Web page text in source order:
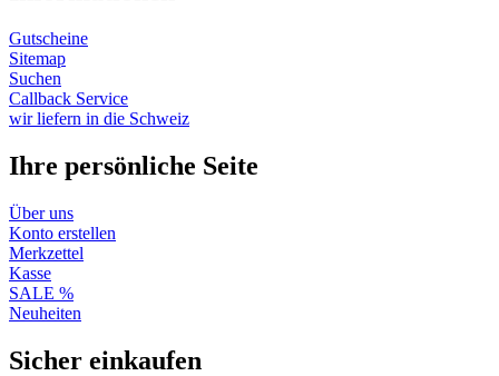
Gutscheine
Sitemap
Suchen
Callback Service
wir liefern in die Schweiz
Ihre persönliche Seite
Über uns
Konto erstellen
Merkzettel
Kasse
SALE %
Neuheiten
Sicher einkaufen